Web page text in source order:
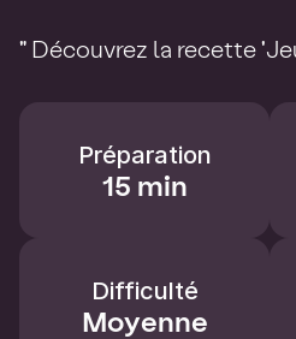
" Découvrez la recette
Préparation
15 min
Difficulté
Moyenne